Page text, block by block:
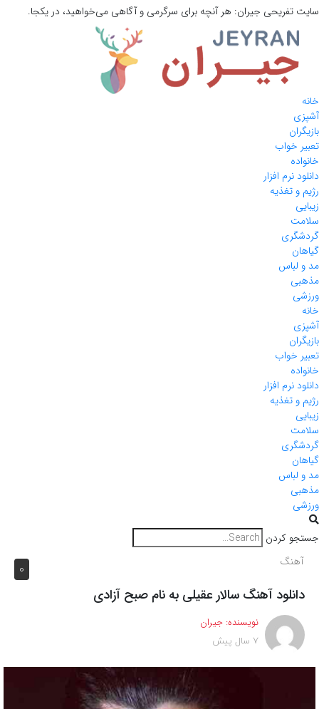
سایت تفریحی جیران: هر آنچه برای سرگرمی و آگاهی می‌خواهید، در یکجا.
خانه
آشپزی
بازیگران
تعبیر خواب
خانواده
دانلود نرم افزار
رژیم و تغذیه
زیبایی
سلامت
گردشگری
گیاهان
مد و لباس
مذهبی
ورزشی
خانه
آشپزی
بازیگران
تعبیر خواب
خانواده
دانلود نرم افزار
رژیم و تغذیه
زیبایی
سلامت
گردشگری
گیاهان
مد و لباس
مذهبی
ورزشی
جستجو کردن
0 آهنگ
دانلود آهنگ سالار عقیلی به نام صبح آزادی
نویسنده: جیران
7 سال پیش